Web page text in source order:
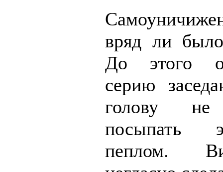
вряд ли
До этого
серию
голову не
посыпать
пеплом.